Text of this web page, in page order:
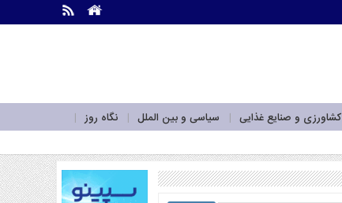
کشاورزی و صنایع غذایی سیاسی و بین الملل
نگاه روز